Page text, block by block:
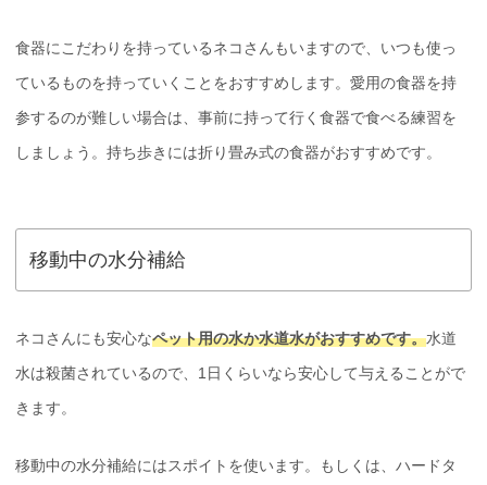
食器にこだわりを持っているネコさんもいますので、いつも使っ
ているものを持っていくことをおすすめします。愛用の食器を持
参するのが難しい場合は、事前に持って行く食器で食べる練習を
しましょう。持ち歩きには折り畳み式の食器がおすすめです。
移動中の水分補給
ネコさんにも安心なペット用の水か水道水がおすすめです。水道
水は殺菌されているので、1日くらいなら安心して与えることがで
きます。
移動中の水分補給にはスポイトを使います。もしくは、ハードタ